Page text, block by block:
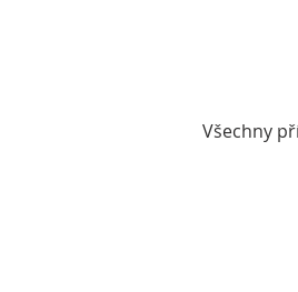
Všechny